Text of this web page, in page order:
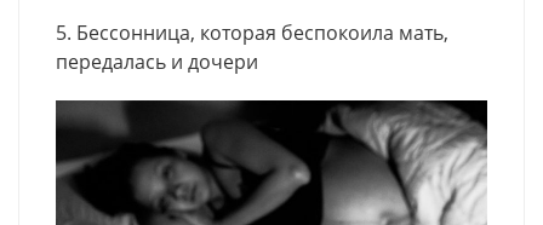
5. Бессонница, которая беспокоила мать,
передалась и дочери